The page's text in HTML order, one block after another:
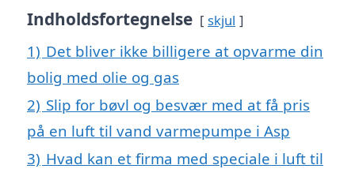
Indholdsfortegnelse skjul
1) Det bliver ikke billigere at opvarme din
bolig med olie og gas
2) Slip for bøvl og besvær med at få pris
på en luft til vand varmepumpe i Asp
3) Hvad kan et firma med speciale i luft til